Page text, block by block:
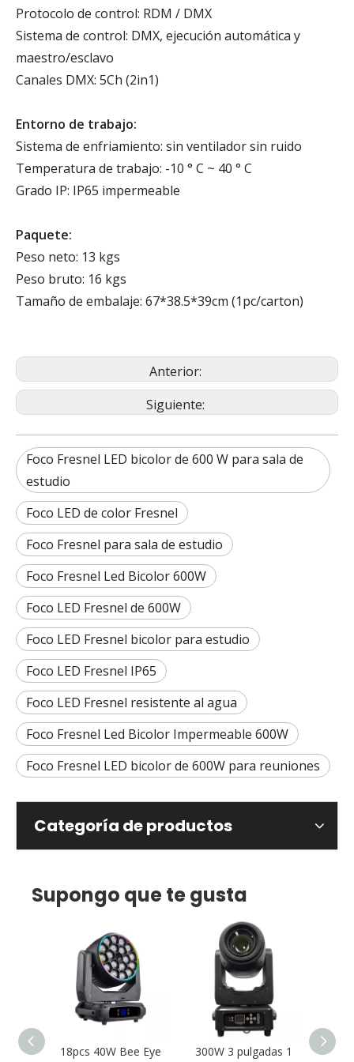
Protocolo de control: RDM / DMX
Sistema de control: DMX, ejecución automática y
maestro/esclavo
Canales DMX: 5Ch (2in1)
Entorno de trabajo:
Sistema de enfriamiento: sin ventilador sin ruido
Temperatura de trabajo: -10 ° C ~ 40 ° C
Grado IP: IP65 impermeable
Paquete:
Peso neto: 13 kgs
Peso bruto: 16 kgs
Tamaño de embalaje: 67*38.5*39cm (1pc/carton)
Anterior:
Siguiente:
Foco Fresnel LED bicolor de 600 W para sala de
estudio
Foco LED de color Fresnel
Foco Fresnel para sala de estudio
Foco Fresnel Led Bicolor 600W
Foco LED Fresnel de 600W
Foco LED Fresnel bicolor para estudio
Foco LED Fresnel IP65
Foco LED Fresnel resistente al agua
Foco Fresnel Led Bicolor Impermeable 600W
Foco Fresnel LED bicolor de 600W para reuniones
Categoría de productos
Supongo que te gusta
18pcs 40W Bee Eye
300W 3 pulgadas 1